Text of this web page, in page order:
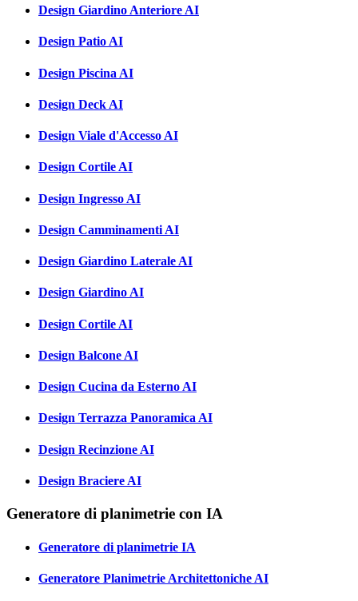
Design Giardino Anteriore AI
Design Patio AI
Design Piscina AI
Design Deck AI
Design Viale d'Accesso AI
Design Cortile AI
Design Ingresso AI
Design Camminamenti AI
Design Giardino Laterale AI
Design Giardino AI
Design Cortile AI
Design Balcone AI
Design Cucina da Esterno AI
Design Terrazza Panoramica AI
Design Recinzione AI
Design Braciere AI
Generatore di planimetrie con IA
Generatore di planimetrie IA
Generatore Planimetrie Architettoniche AI